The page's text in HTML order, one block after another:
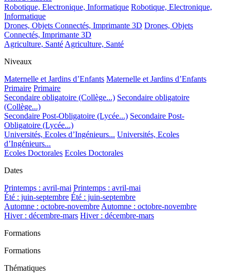
Robotique, Electronique, Informatique Robotique, Electronique,
Informatique
Drones, Objets Connectés, Imprimante 3D Drones, Objets
Connectés, Imprimante 3D
Agriculture, Santé Agriculture, Santé
Niveaux
Maternelle et Jardins d’Enfants Maternelle et Jardins d’Enfants
Primaire Primaire
Secondaire obligatoire (Collège...) Secondaire obligatoire
(Collège...)
Secondaire Post-Obligatoire (Lycée...) Secondaire Post-
Obligatoire (Lycée...)
Universités, Ecoles d’Ingénieurs... Universités, Ecoles
d’Ingénieurs...
Ecoles Doctorales Ecoles Doctorales
Dates
Printemps : avril-mai Printemps : avril-mai
Été : juin-septembre Été : juin-septembre
Automne : octobre-novembre Automne : octobre-novembre
Hiver : décembre-mars Hiver : décembre-mars
Formations
Formations
Thématiques